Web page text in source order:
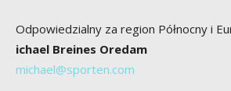
Odpowiedzialny za region Północny i
ichael Breines Oredam
michael@sporten.com